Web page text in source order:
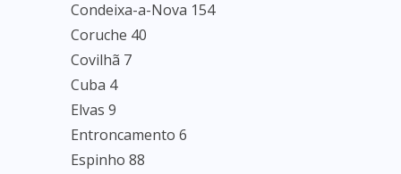
Condeixa-a-Nova 154
Coruche 40
Covilhã 7
Cuba 4
Elvas 9
Entroncamento 6
Espinho 88